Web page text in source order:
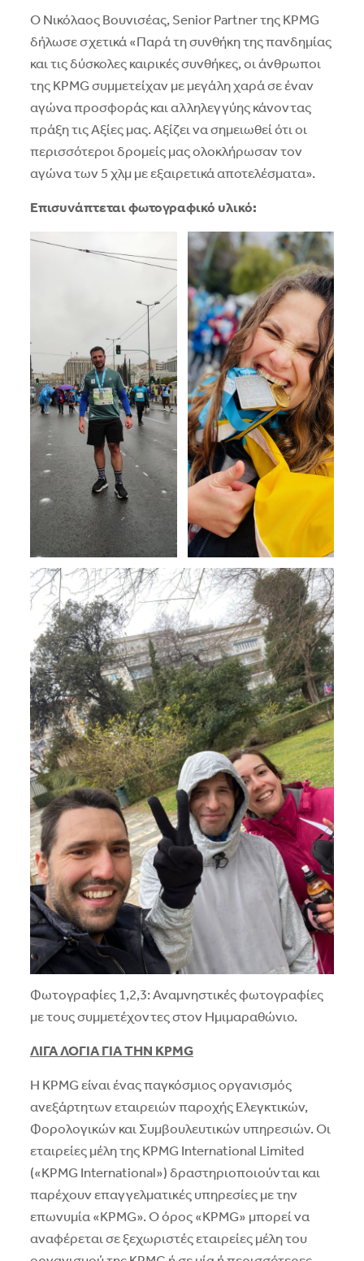
Ο Νικόλαος Βουνισέας, Senior Partner της KPMG
δήλωσε σχετικά «Παρά τη συνθήκη της πανδημίας
και τις δύσκολες καιρικές συνθήκες, οι άνθρωποι
της KPMG συμμετείχαν με μεγάλη χαρά σε έναν
αγώνα προσφοράς και αλληλεγγύης κάνοντας
πράξη τις Αξίες μας. Αξίζει να σημειωθεί ότι οι
περισσότεροι δρομείς μας ολοκλήρωσαν τον
αγώνα των 5 χλμ με εξαιρετικά αποτελέσματα».
Επισυνάπτεται φωτογραφικό υλικό:
Φωτογραφίες 1,2,3: Αναμνηστικές φωτογραφίες
με τους συμμετέχοντες στον Ημιμαραθώνιο.
ΛΙΓΑ ΛΟΓΙΑ ΓΙΑ ΤΗΝ KPMG
Η KPMG είναι ένας παγκόσμιος οργανισμός
ανεξάρτητων εταιρειών παροχής Ελεγκτικών,
Φορολογικών και Συμβουλευτικών υπηρεσιών. Οι
εταιρείες μέλη της KPMG International Limited
(«KPMG International») δραστηριοποιούνται και
παρέχουν επαγγελματικές υπηρεσίες με την
επωνυμία «KPMG». Ο όρος «KPMG» μπορεί να
αναφέρεται σε ξεχωριστές εταιρείες μέλη του